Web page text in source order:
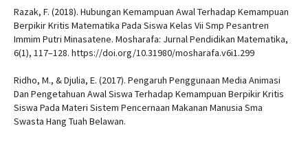
Razak, F. (2018). Hubungan Kemampuan Awal Terhadap Kemampuan
Berpikir Kritis Matematika Pada Siswa Kelas Vii Smp Pesantren
Immim Putri Minasatene. Mosharafa: Jurnal Pendidikan Matematika,
6(1), 117–128. https://doi.org/10.31980/mosharafa.v6i1.299
Ridho, M., & Djulia, E. (2017). Pengaruh Penggunaan Media Animasi
Dan Pengetahuan Awal Siswa Terhadap Kemampuan Berpikir Kritis
Siswa Pada Materi Sistem Pencernaan Makanan Manusia Sma
Swasta Hang Tuah Belawan.